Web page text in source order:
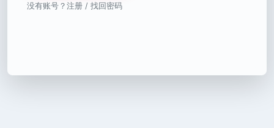
没有账号？ 注册 / 找回密码